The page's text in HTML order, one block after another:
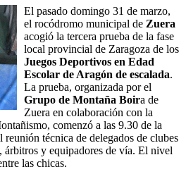
El pasado domingo 31 de marzo,
el rocódromo municipal de Zuera
acogió la tercera prueba de la fase
local provincial de Zaragoza de los
Juegos Deportivos en Edad
Escolar de Aragón de escalada.
La prueba, organizada por el
Grupo de Montaña Boira de
Zuera en colaboración con la
comenzó a las 9.30 de la
técnica de delegados de clubes
árbitros y equipadores de vía. El nivel
las chicas.